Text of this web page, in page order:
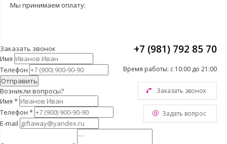
Мы принимаем оплату:
+7 (981) 792 85 70
Время работы: с 10:00 до 21:00
Заказать звонок
Задать вопрос
Заказать звонок
Имя
Телефон
Отправить
Возникли вопросы?
Имя *
Телефон *
E-mail